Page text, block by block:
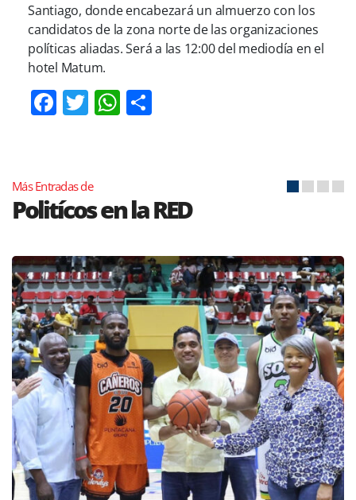
Santiago, donde encabezará un almuerzo con los
candidatos de la zona norte de las organizaciones
políticas aliadas. Será a las 12:00 del mediodía en el
hotel Matum.
Facebook
TwitterWhatsApp
Más Entradas de
Politícos en la RED